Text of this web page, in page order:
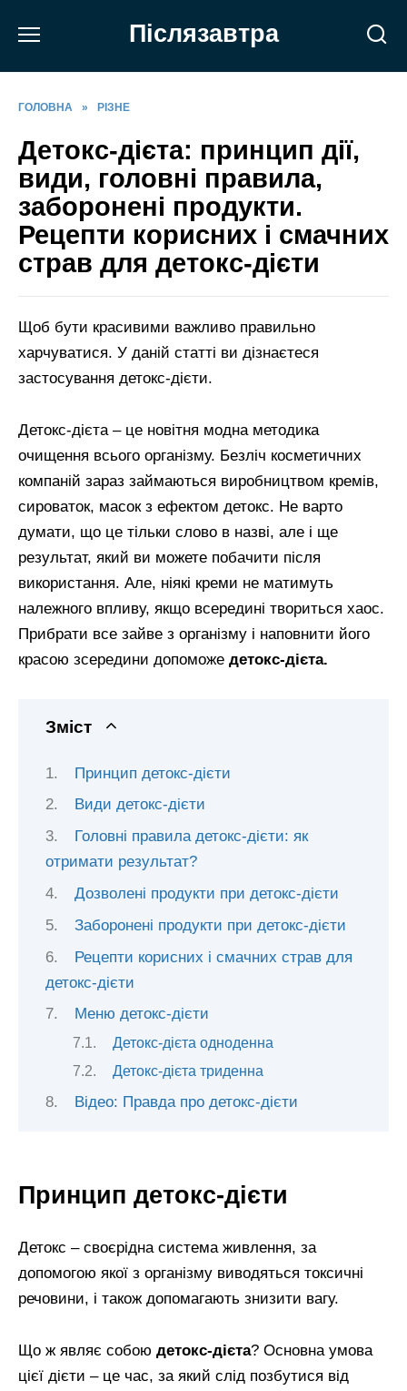
Післязавтра
ГОЛОВНА » РІЗНЕ
Детокс-дієта: принцип дії,
види, головні правила,
заборонені продукти.
Рецепти корисних і смачних
страв для детокс-дієти
Щоб бути красивими важливо правильно
харчуватися. У даній статті ви дізнаєтеся
застосування детокс-дієти.
Детокс-дієта – це новітня модна методика
очищення всього організму. Безліч косметичних
компаній зараз займаються виробництвом кремів,
сироваток, масок з ефектом детокс. Не варто
думати, що це тільки слово в назві, але і ще
результат, який ви можете побачити після
використання. Але, ніякі креми не матимуть
належного впливу, якщо всередині твориться хаос.
Прибрати все зайве з організму і наповнити його
красою зсередини допоможе детокс-дієта.
Зміст
Принцип детокс-дієти
Види детокс-дієти
Головні правила детокс-дієти: як
отримати результат?
Дозволені продукти при детокс-дієти
Заборонені продукти при детокс-дієти
Рецепти корисних і смачних страв для
детокс-дієти
Меню детокс-дієти
Детокс-дієта одноденна
Детокс-дієта триденна
Відео: Правда про детокс-дієти
Принцип детокс-дієти
Детокс – своєрідна система живлення, за
допомогою якої з організму виводяться токсичні
речовини, і також допомагають знизити вагу.
Що ж являє собою детокс-дієта? Основна умова
цієї дієти – це час, за який слід позбутися від